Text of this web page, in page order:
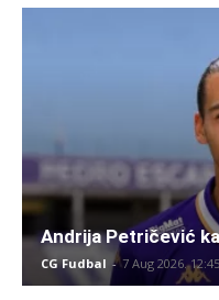
Andrija Petričević
CG Fudbal - 7 Aug 2026. 12:45